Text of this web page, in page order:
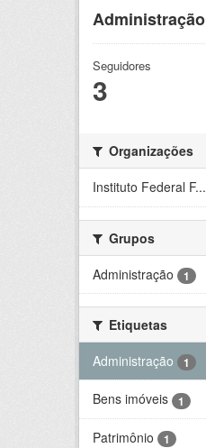
Administração
Seguidores
3
Organizações
Instituto Federal F...
Grupos
Administração
1
Etiquetas
Administração
1
Bens imóveis 1
Patrimônio 1